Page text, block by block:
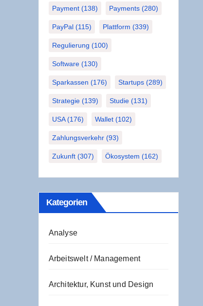
Payment(138) Payments(280)
PayPal(115) Plattform (339)
Regulierung (100)
Software(130)
Sparkassen (176) Startups(289)
Strategie(139) Studie(131)
USA(176) Wallet(102)
Zahlungsverkehr(93)
Zukunft(307) Ökosystem (162)
Kate­go­rien
Analyse
Arbeitswelt / Management
Architektur, Kunst und Design